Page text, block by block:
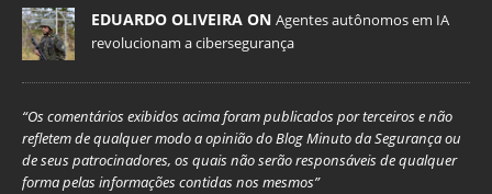
EDUARDO OLIVEIRA ON Agentes autônomos em IA
revolucionam a cibersegurança
“Os comentários exibidos acima foram publicados por terceiros e não
refletem de qualquer modo a opinião do Blog Minuto da Segurança ou
de seus patrocinadores, os quais não serão responsáveis de qualquer
forma pelas informações contidas nos mesmos”